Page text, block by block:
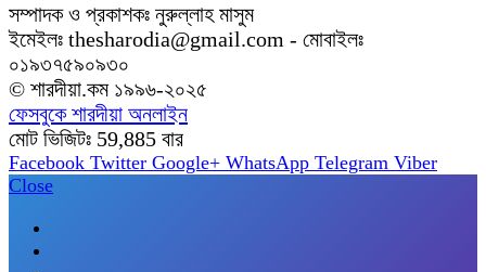
সম্পাদক ও প্রকাশকঃ নুরুল্লাহ মাসুম
ইমেইলঃ thesharodia@gmail.com - মোবাইলঃ
০১৯৩৭৫৯০৯৩০
© শারদীয়া.কম ১৯৯৬-২০২৫
ফেসবুকে শারদীয়া অনলাইন
মোট ভিজিটঃ 59,885 বার
Facebook Twitter Google+ WhatsApp Telegram Viber
Close